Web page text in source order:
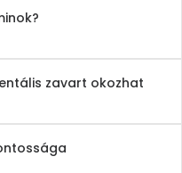
zavart okozhat